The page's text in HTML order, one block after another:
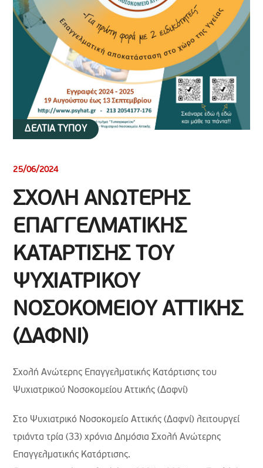
ΔΕΛΤΙΑ ΤΥΠΟΥ
25/06/2024
ΣΧΟΛΗ ΑΝΩΤΕΡΗΣ
ΕΠΑΓΓΕΛΜΑΤΙΚΗΣ
ΚΑΤΑΡΤΙΣΗΣ ΤΟΥ
ΨΥΧΙΑΤΡΙΚΟΥ
ΝΟΣΟΚΟΜΕΙΟΥ ΑΤΤΙΚΗΣ
(ΔΑΦΝΙ)
Σχολή Ανώτερης Επαγγελματικής Κατάρτισης του
Ψυχιατρικού Νοσοκομείου Αττικής (Δαφνί)
Στο Ψυχιατρικό Νοσοκομείο Αττικής (Δαφνί) λειτουργεί
τριάντα τρία (33) χρόνια Δημόσια Σχολή Ανώτερης
Επαγγελματικής Κατάρτισης.